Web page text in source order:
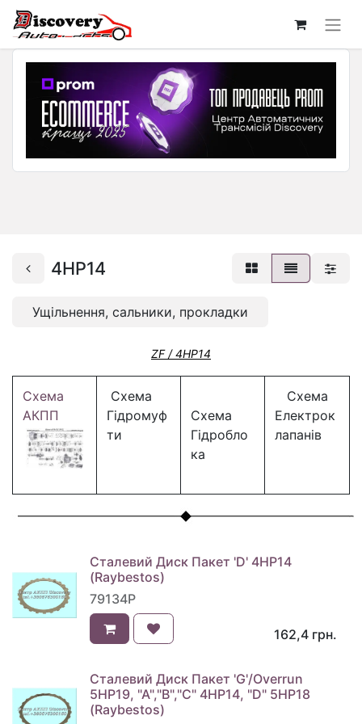
4HP14
Ущільнення, сальники, прокладки
ZF / 4HP14
Схема
АКПП
Схема
Гідромуф
ти
Схема
Гідробло
ка
Схема
Електрок
лапанів
Сталевий Диск Пакет 'D' 4HP14
(Raybestos)
79134P
162,4 грн.
Сталевий Диск Пакет 'G'/Overrun
5HP19, "A","B","C" 4HP14, "D" 5HP18
(Raybestos)